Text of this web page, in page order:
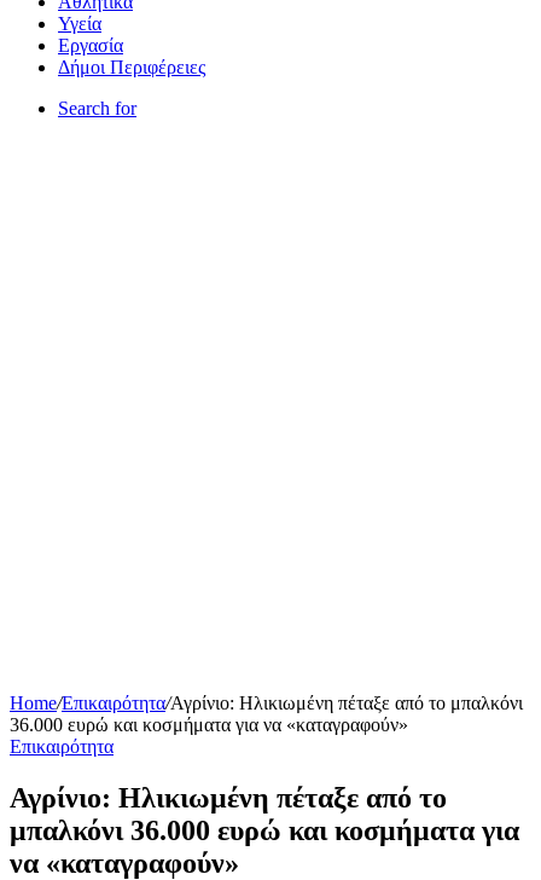
Υγεία
Εργασία
Δήμοι Περιφέρειες
Search for
Home/Επικαιρότητα/Αγρίνιο: Ηλικιωμένη πέταξε από το μπαλκόνι
36.000 ευρώ και κοσμήματα για να «καταγραφούν»
Επικαιρότητα
Αγρίνιο: Ηλικιωμένη πέταξε από το
μπαλκόνι 36.000 ευρώ και κοσμήματα για
να «καταγραφούν»